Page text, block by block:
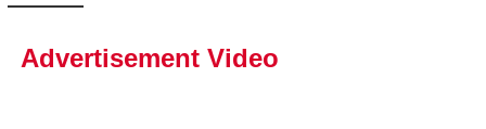
Advertisement Video